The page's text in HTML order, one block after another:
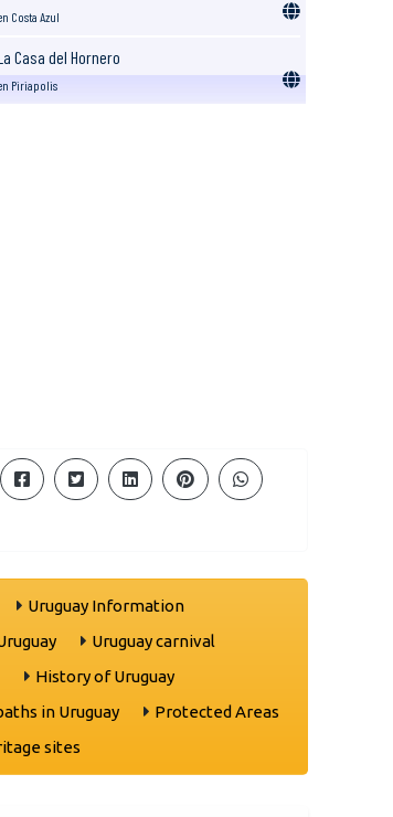
Costa Azul
Casa del Hornero
Piriapolis
Uruguay Information
Uruguay carnival
History of Uruguay
in Uruguay
Protected Areas
sites